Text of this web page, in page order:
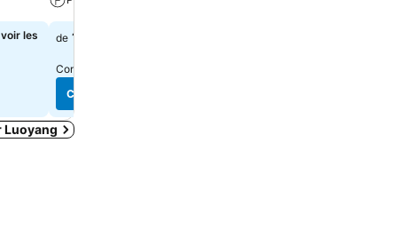
les
de 126 $
Consulter les prix de
Consulter les prix
Luoyang